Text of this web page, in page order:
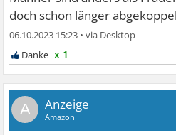
doch schon länger
06.10.2023 15:23 •
x 1
A